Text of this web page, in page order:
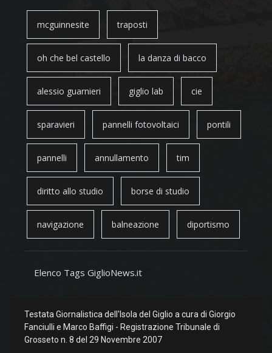
mcguinnesite traposti
oh che bel castello la danza di bacco
alessio guarnieri giglio lab cie
sparavieri pannelli fotovoltaici pontili
pannelli annullamento tim
diritto allo studio borse di studio
navigazione balneazione diportismo
Elenco Tags GiglioNews.it
Testata Giornalistica dell'Isola del Giglio a cura di Giorgio
Fanciulli e Marco Baffigi - Registrazione Tribunale di
Grosseto n. 8 del 29 Novembre 2007